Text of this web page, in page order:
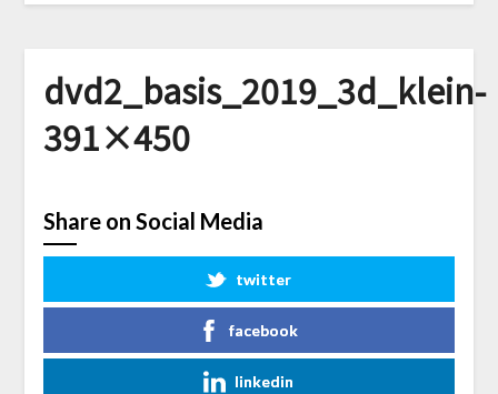
dvd2_basis_2019_3d_klein-
391×450
Share on Social Media
twitter
facebook
linkedin